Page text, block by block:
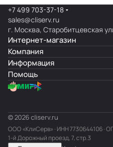
+7 499 703-37-18
sales@cliserv.ru
г. Москва, Старобитцевская
Интернет-магазин
Компания
Информация
Помощь
© 2026 cliserv.ru
ООО «КлиСерв» · ИНН7730644106·
1-й Дорожный проезд, 7, стр.3